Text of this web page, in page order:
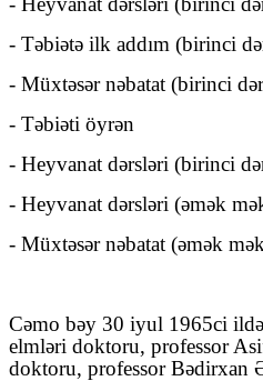
- Təbiətə ilk addım (birinci
- Müxtəsər nəbatat (birinci
- Təbiəti öyrən
- Heyvanat dərsləri (birinci
- Heyvanat dərsləri (əmək
- Müxtəsər nəbatat (əmək
Cəmo bəy 30 iyul 1965ci
elmləri doktoru, professor
doktoru, professor Bədirxan